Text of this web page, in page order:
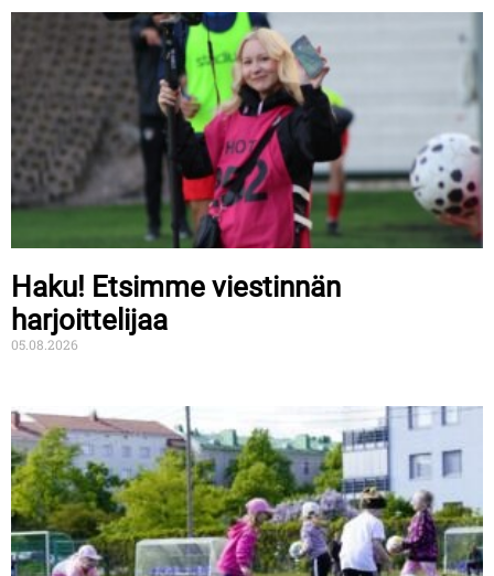
Haku! Etsimme viestinnän
harjoittelijaa
05.08.2026